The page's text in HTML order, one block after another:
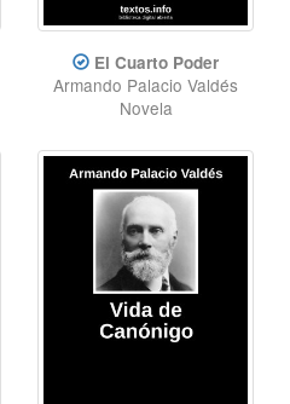
El Cuarto Poder
Armando Palacio Valdés
Novela